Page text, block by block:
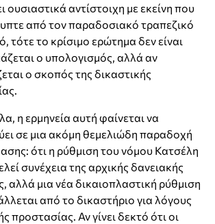
ουσιαστικά αντίστοιχη με εκείνη που
από τον παραδοσιακό τραπεζικό
τότε το κρίσιμο ερώτημα δεν είναι
ο υπολογισμός, αλλά αν
ο σκοπός της δικαστικής
η ερμηνεία αυτή φαίνεται να
σε μια ακόμη θεμελιώδη παραδοχή
ότι η ρύθμιση του νόμου Κατσέλη
συνέχεια της αρχικής δανειακής
αλλά μια νέα δικαιοπλαστική ρύθμιση
από το δικαστήριο για λόγους
προστασίας. Αν γίνει δεκτό ότι οι